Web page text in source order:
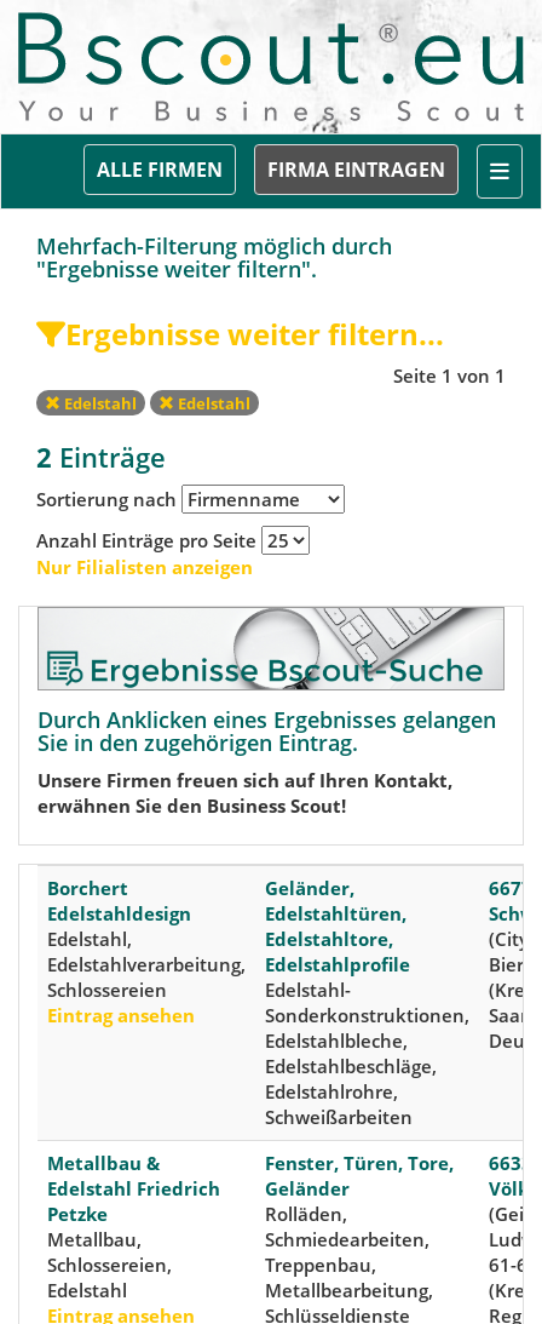
FIRMA EINTRAGEN
ALLE FIRMEN
Mehrfach-Filterung möglich durch
"Ergebnisse weiter filtern".
Ergebnisse weiter filtern...
Seite 1 von 1
Edelstahl Edelstahl
2 Einträge
Sortierung nach
Anzahl Einträge pro Seite
Nur Filialisten anzeigen
Durch Anklicken eines Ergebnisses gelangen
Sie in den zugehörigen Eintrag.
Unsere Firmen freuen sich auf Ihren Kontakt,
erwähnen Sie den Business Scout!
Borchert
Edelstahldesign
Edelstahl,
Edelstahlverarbeitung,
Schlossereien
Eintrag ansehen
Geländer,
Edelstahltüren,
Edelstahltore,
Edelstahlprofile
Edelstahl-
Sonderkonstruktionen,
Edelstahlbleche,
Edelstahlbeschläge,
Edelstahlrohre,
Schweißarbeiten
66773
(City),
Metallbau &
Edelstahl Friedrich
Petzke
Metallbau,
Schlossereien,
Edelstahl
Eintrag ansehen
Fenster, Türen, Tore,
Geländer
Rolläden,
Schmiedearbeiten,
Treppenbau,
Metallbearbeitung,
Schlüsseldienste
66333
61-63
(Kreis: